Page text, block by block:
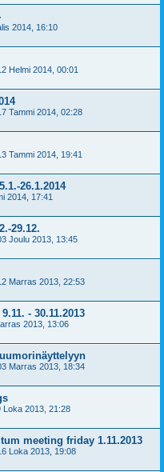
2014, 16:10
Helmi 2014, 00:01
Tammi 2014, 02:28
Tammi 2014, 19:41
26.1.2014
2014, 17:41
29.12.
Joulu 2013, 13:45
Marras 2013, 22:53
- 30.11.2013
2013, 13:06
Marras 2013, 18:34
Loka 2013, 21:28
meeting friday 1.11.2013
Loka 2013, 19:08